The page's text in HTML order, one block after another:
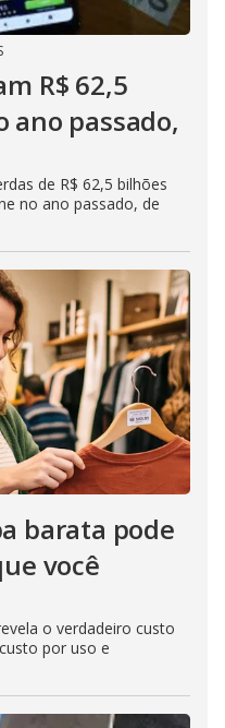
R$ 62,5
ano passado,
de R$ 62,5 bilhões
no ano passado, de
barata pode
você
o verdadeiro custo
por uso e